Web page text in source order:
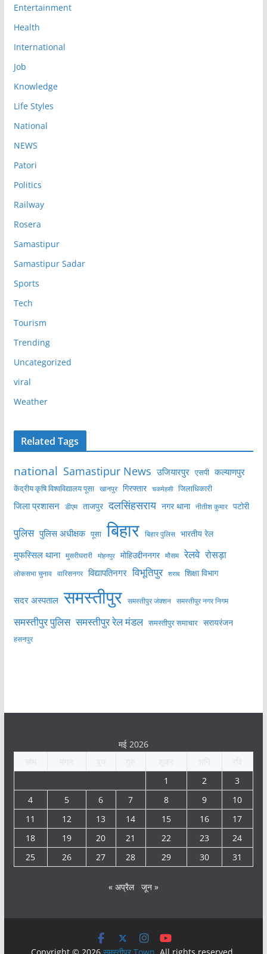
Entertainment
Health
International
Job
Knowledge
Life Styles
National
NEWS
Patori
Politics
Railway
Rosera
Samastipur
Samastipur Sadar
Sports
Tech
Tourism
Trending
Uncategorized
viral
Weather
Related Tags
national Samastipur News उजियारपुर एसपी कल्याणपुर
केंद्रीय कृषि विश्वविद्यालय पूसा खानपुर गिरफ्तार चकमेहसी जिलाधिकारी
जिला प्रशासन डीएम ताजपुर दलसिंहसराय नगर थाना नीतीश कुमार पटोरी
पुलिस पुलिस अधीक्षक पूसा बिहार बिहार पुलिस भारतीय रेल
मुफस्सिल थाना मुसरीघरारी मोहनपुर मोहिउद्दीननगर मौसम रेलवे रोसड़ा
लोकसभा चुनाव वारिसनगर विद्यापतिनगर विभूतिपुर शराब शिक्षा विभाग
सदर अस्पताल समस्तीपुर समस्तीपुर जंक्शन समस्तीपुर नगर निगम
समस्तीपुर पुलिस समस्तीपुर रेल मंडल समस्तीपुर समाचार सरायरंजन
हसनपुर
मई 2026
1
2
3
4
5 6 7 8 9
10
11
12 13 14 15 16
17
18
19 20 21 22 23
24
25
26 27 28 29 30 31
« अप्रैल जून »